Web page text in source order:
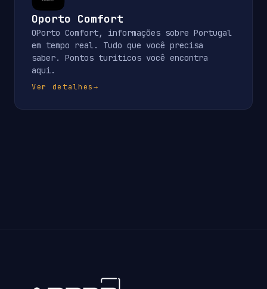
Oporto Comfort
OPorto Comfort, informações sobre Portugal
em tempo real. Tudo que você precisa
saber. Pontos turiticos você encontra
aqui.
Ver detalhes→